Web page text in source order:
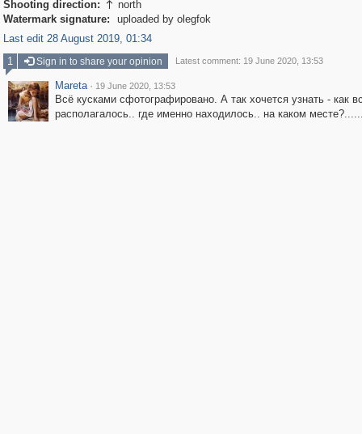
Shooting direction:  north
Watermark signature:
uploaded by olegfok
Last edit 28 August 2019, 01:34
1
Sign in to share your opinion Latest comment: 19 June 2020, 13:53
Mareta · 19 June 2020, 13:53
Всё кусками сфотографировано. А так хочется узнать - как
располагалось.. где именно находилось.. на каком